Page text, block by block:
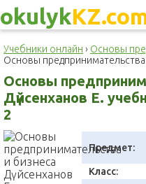
okulyk
Учебники онлайн › Основы
Основы предпринимательства
Основы
Дүйсенханов Е.
2
Предмет:
Класс: